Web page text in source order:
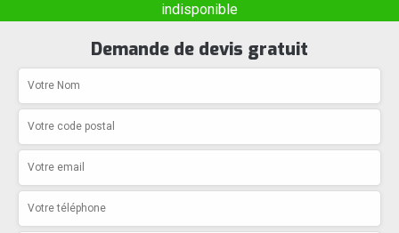
indisponible
Demande de devis gratuit